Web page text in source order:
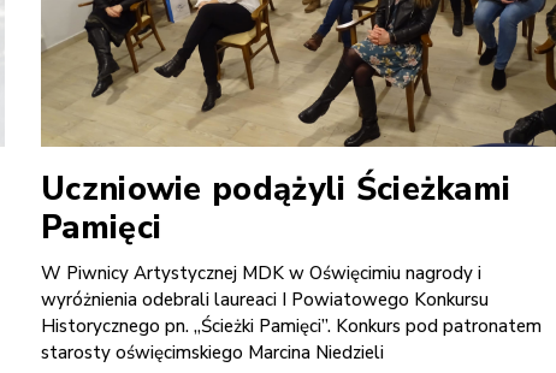
Uczniowie podążyli Ścieżkami
Pamięci
W Piwnicy Artystycznej MDK w Oświęcimiu nagrody i
wyróżnienia odebrali laureaci I Powiatowego Konkursu
Historycznego pn. „Ścieżki Pamięci”. Konkurs pod patronatem
starosty oświęcimskiego Marcina Niedzieli